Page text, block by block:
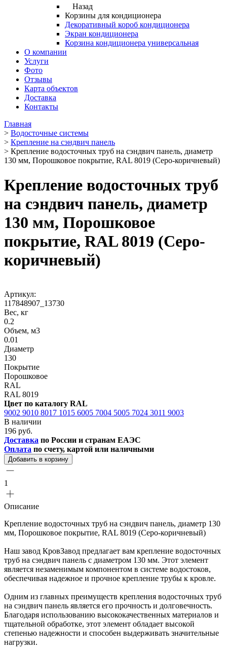
Назад
Корзины для кондиционера
Декоративный короб кондиционера
Экран кондиционера
Корзина кондиционера универсальная
О компании
Услуги
Фото
Отзывы
Карта объектов
Доставка
Контакты
Главная
> Водосточные системы
> Крепление на сэндвич панель
> Крепление водосточных труб на сэндвич панель, диаметр
130 мм, Порошковое покрытие, RAL 8019 (Серо-коричневый)
Крепление водосточных труб
на сэндвич панель, диаметр
130 мм, Порошковое
покрытие, RAL 8019 (Серо-
коричневый)
Артикул:
117848907_13730
Вес, кг
0.2
Объем, м3
0.01
Диаметр
130
Покрытие
Порошковое
RAL
RAL 8019
Цвет по каталогу RAL
9002 9010 8017 1015 6005 7004 5005 7024 3011 9003
В наличии
196 руб.
Доставка по России и странам ЕАЭС
Оплата по счету, картой или наличными
Добавить в корзину
1
Описание
Крепление водосточных труб на сэндвич панель, диаметр 130
мм, Порошковое покрытие, RAL 8019 (Серо-коричневый)
Наш завод КровЗавод предлагает вам крепление водосточных
труб на сэндвич панель с диаметром 130 мм. Этот элемент
является незаменимым компонентом в системе водостоков,
обеспечивая надежное и прочное крепление трубы к кровле.
Одним из главных преимуществ крепления водосточных труб
на сэндвич панель является его прочность и долговечность.
Благодаря использованию высококачественных материалов и
тщательной обработке, этот элемент обладает высокой
степенью надежности и способен выдерживать значительные
нагрузки.